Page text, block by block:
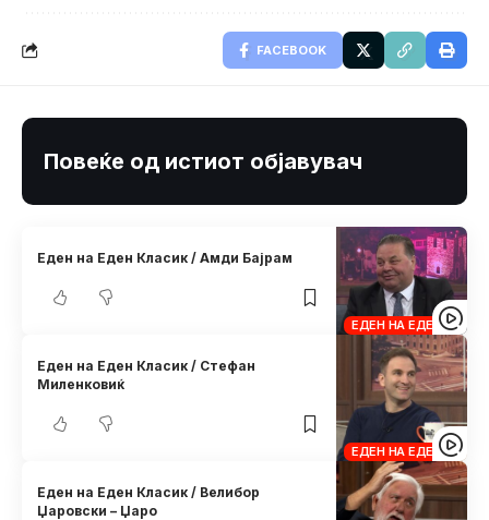
FACEBOOK
Повеќе од истиот објавувач
ЕДЕН НА ЕДЕН
Еден на Еден Класик / Амди Бајрам
ЕДЕН НА ЕДЕН
Еден на Еден Класик / Стефан
Миленковиќ
Еден на Еден Класик / Велибор
Џаровски – Џаро